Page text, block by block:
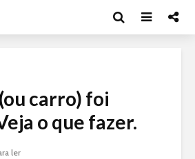
carro) foi
o que fazer.
ler